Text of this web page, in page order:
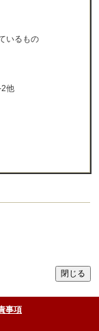
いるもの
他
事項